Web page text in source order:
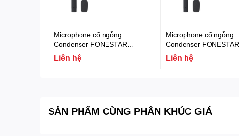
Microphone cổ ngỗng
Condenser FONESTAR
MICFLEX-C45-B
Liên hệ
Microphone cổ ngỗng
Condenser FONESTAR
MICFLEX-C45
Liên hệ
SẢN PHẨM CÙNG PHÂN KHÚC GIÁ